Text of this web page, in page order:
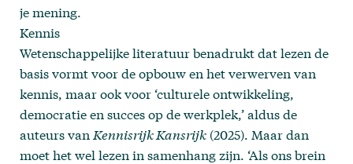
je mening.
Kennis
Wetenschappelijke literatuur benadrukt dat lezen de
basis vormt voor de opbouw en het verwerven van
kennis, maar ook voor ‘culturele ontwikkeling,
democratie en succes op de werkplek,’ aldus de
auteurs van Kennisrijk Kansrijk (2025). Maar dan
moet het wel lezen in samenhang zijn. ‘Als ons brein